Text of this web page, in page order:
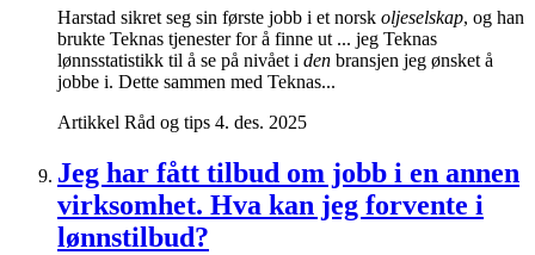
Harstad sikret seg sin første jobb i et norsk oljeselskap, og han
brukte Teknas tjenester for å finne ut ... jeg Teknas
lønnsstatistikk til å se på nivået i den bransjen jeg ønsket å
jobbe i. Dette sammen med Teknas...
Artikkel Råd og tips 4. des. 2025
Jeg har fått tilbud om jobb i en annen
virksomhet. Hva kan jeg forvente i
lønnstilbud?